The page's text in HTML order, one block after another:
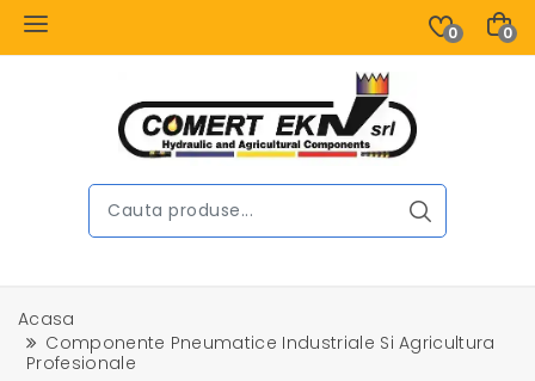
0 0
Acasa
Componente Pneumatice Industriale Si Agricultura
Profesionale